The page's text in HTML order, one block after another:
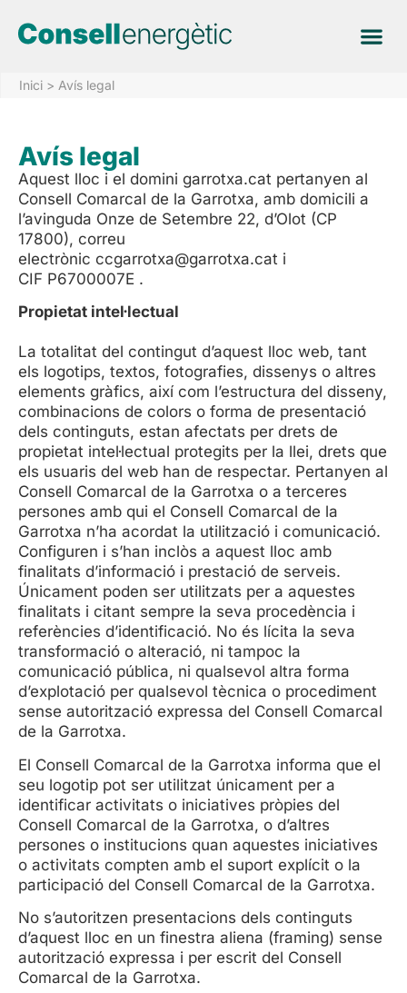
Inici > Avís legal
Avís legal
Aquest lloc i el domini garrotxa.cat pertanyen al
Consell Comarcal de la Garrotxa, amb domicili a
l’avinguda Onze de Setembre 22, d’Olot (CP
17800), correu
electrònic ccgarrotxa@garrotxa.cat i
CIF P6700007E .
Propietat intel·lectual
La totalitat del contingut d’aquest lloc web, tant
els logotips, textos, fotografies, dissenys o altres
elements gràfics, així com l’estructura del disseny,
combinacions de colors o forma de presentació
dels continguts, estan afectats per drets de
propietat intel·lectual protegits per la llei, drets que
els usuaris del web han de respectar. Pertanyen al
Consell Comarcal de la Garrotxa o a terceres
persones amb qui el Consell Comarcal de la
Garrotxa n’ha acordat la utilització i comunicació.
Configuren i s’han inclòs a aquest lloc amb
finalitats d’informació i prestació de serveis.
Únicament poden ser utilitzats per a aquestes
finalitats i citant sempre la seva procedència i
referències d’identificació. No és lícita la seva
transformació o alteració, ni tampoc la
comunicació pública, ni qualsevol altra forma
d’explotació per qualsevol tècnica o procediment
sense autorització expressa del Consell Comarcal
de la Garrotxa.
El Consell Comarcal de la Garrotxa informa que el
seu logotip pot ser utilitzat únicament per a
identificar activitats o iniciatives pròpies del
Consell Comarcal de la Garrotxa, o d’altres
persones o institucions quan aquestes iniciatives
o activitats compten amb el suport explícit o la
participació del Consell Comarcal de la Garrotxa.
No s’autoritzen presentacions dels continguts
d’aquest lloc en un finestra aliena (framing) sense
autorització expressa i per escrit del Consell
Comarcal de la Garrotxa.